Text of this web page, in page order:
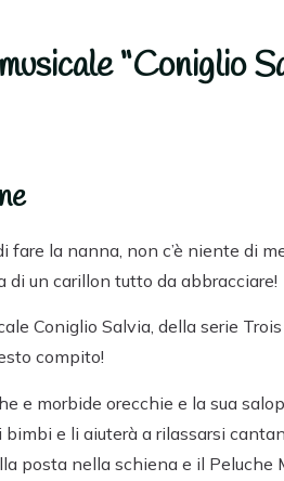
“Coniglio
fare la nanna, non c’è niente di
di un carillon tutto da abbracciare!
Coniglio Salvia, della serie
compito!
e morbide orecchie e la sua
e li aiuterà a rilassarsi
posta nella schiena e il Peluche